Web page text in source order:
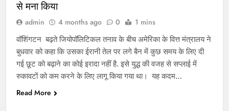
से मना किया
admin 4 months ago 0 1 mins
वॉशिंगटन बढ़ते जियोपॉलिटिकल तनाव के बीच अमेरिका के वित्त मंत्रालय ने
बुधवार को कहा कि उसका ईरानी तेल पर लगे बैन में कुछ समय के लिए दी
गई छूट को बढ़ाने का कोई इरादा नहीं है. इसे युद्ध की वजह से सप्लाई में
रुकावटों को कम करने के लिए लागू किया गया था। यह कदम…
Read More